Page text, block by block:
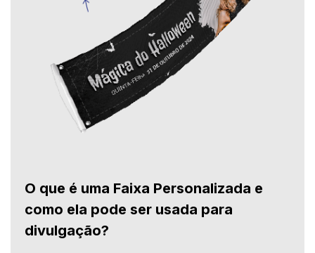
O que é uma Faixa Personalizada e
como ela pode ser usada para
divulgação?